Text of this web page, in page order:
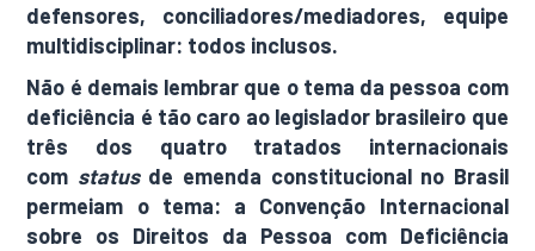
defensores, conciliadores/mediadores, equipe
multidisciplinar: todos inclusos.
Não é demais lembrar que o tema da pessoa com
deficiência é tão caro ao legislador brasileiro que
três dos quatro tratados internacionais
com statusde emenda constitucional no Brasil
permeiam o tema: a Convenção Internacional
sobre os Direitos da Pessoa com Deficiência